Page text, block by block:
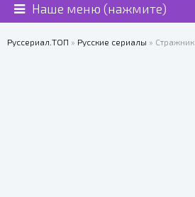
Наше меню (нажмите)
Руссериал.ТОП » Русские сериалы » Стражник